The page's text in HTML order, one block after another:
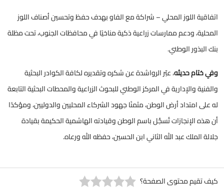
اتفاقية اللوز المحلي – شراكة مع الفاو بهدف حفظ وتحسين أصناف اللوز
المحلية، ودعم ممارسات زراعية ذكية مناخيًا في محافظات الجنوب، تحت مظلة
بنك البذور الوطني.
وفي ختام حديثه، عبّر الرواشدة عن شكره وتقديره لكافة الكوادر البحثية
والفنية والإدارية في المركز الوطني للبحوث الزراعية والمحطات البحثية التابعة
له على امتداد أرض الوطن، مثمنًا جهود الشركاء المحليين والدوليين، ومؤكدًا
أن هذه الإنجازات تُسجَّل باسم الوطن وقيادته الهاشمية الحكيمة بقيادة
جلالة الملك عبد الله الثاني ابن الحسين، حفظه الله ورعاه.
كيف تقيم محتوى الصفحة؟